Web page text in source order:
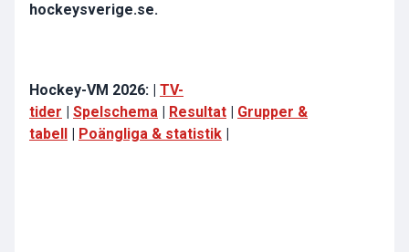
hockeysverige.se.
Hockey-VM 2026: | TV-
tider
Spelschema Resultat
Grupper &
tabell
Poängliga & statistik